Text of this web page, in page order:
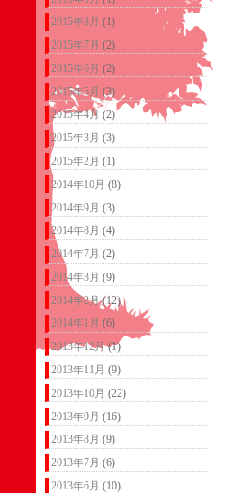
2015年8月 (1)
2015年7月 (2)
2015年6月 (2)
2015年5月 (3)
2015年4月 (2)
2015年3月 (3)
2015年2月 (1)
2014年10月 (8)
2014年9月 (3)
2014年8月 (4)
2014年7月 (2)
2014年3月 (9)
2014年2月(12)
2014年1月 (6)
2013年12月(1)
2013年11月 (9)
2013年10月 (22)
2013年9月 (16)
2013年8月 (9)
2013年7月 (6)
2013年6月 (10)